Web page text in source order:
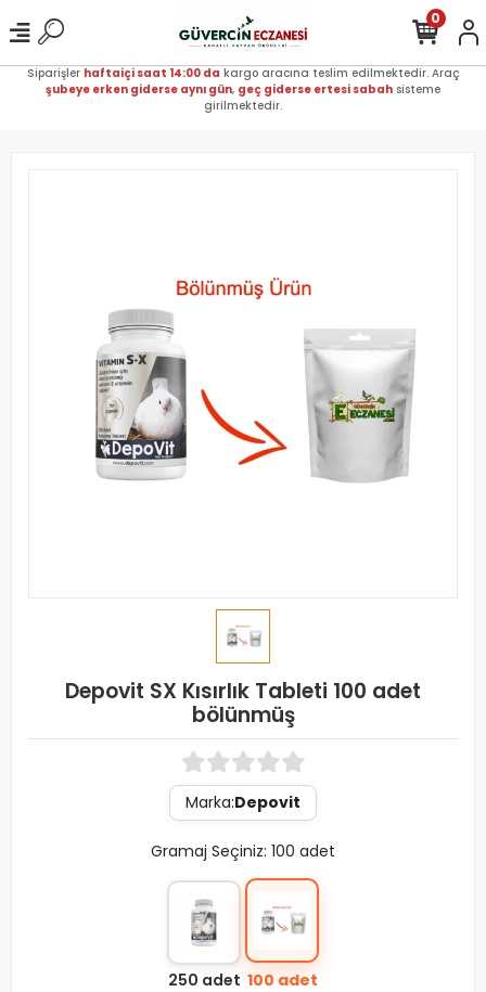
Siparişler haftaiçi saat 14:00 da kargo aracına teslim edilmektedir. Araç
şubeye erken giderse aynı gün, geç giderse ertesi sabah sisteme
girilmektedir.
0
Depovit SX Kısırlık Tableti 100 adet
bölünmüş
Marka:Depovit
Gramaj Seçiniz: 100 adet
250 adet 100 adet